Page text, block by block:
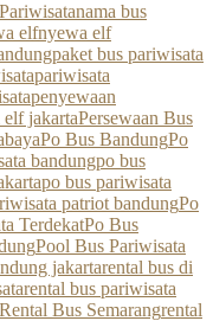
nama bus
elfnyewa elf
paket bus pariwisata
pariwisata
penyewaan
jakartaPersewaan Bus
Po Bus BandungPo
bandungpo bus
po bus pariwisata
patriot bandungPo
TerdekatPo Bus
Pool Bus Pariwisata
jakartarental bus di
rental bus pariwisata
Rental Bus Semarangrental